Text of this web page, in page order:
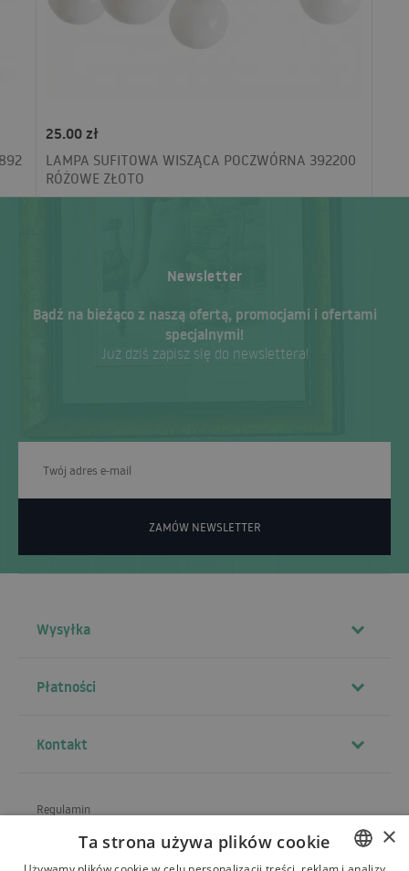
25.00 zł
LAMPA SUFITOWA WISZĄCA POCZWÓRNA 392200
RÓŻOWE ZŁOTO
Newsletter
Bądź na bieżąco z naszą ofertą, promocjami i ofertami
specjalnymi!
Już dziś zapisz się do newslettera!
ZAMÓW NEWSLETTER
Wysyłka
Płatności
Kontakt
Regulamin
×
Ta strona używa plików cookie